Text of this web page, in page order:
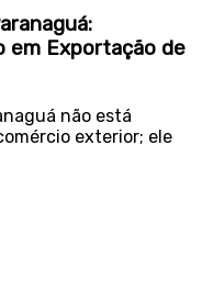
em Exportação de
não está
exterior; ele